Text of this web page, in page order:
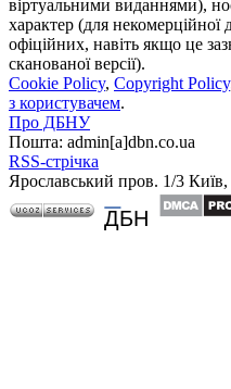
віртуальними виданнями),
характер (для некомерційної
офіційних, навіть якщо це
сканованої версії).
Cookie Policy, Copyright Policy
з користувачем.
Про ДБНУ
Пошта: admin[а]dbn.co.ua
RSS-стрічка
Ярославський пров. 1/3 Київ,